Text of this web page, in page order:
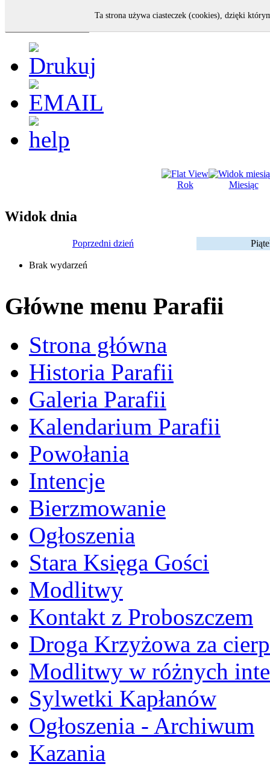
Rok Miesiąc
Widok dnia
Poprzedni dzień
Brak wydarzeń
Główne menu Parafii
Strona główna
Historia Parafii
Galeria Parafii
Kalendarium Parafii
Powołania
Intencje
Bierzmowanie
Ogłoszenia
Stara Księga Gości
Modlitwy
Kontakt z Proboszczem
Droga Krzyżowa za
Modlitwy w różnych
Sylwetki Kapłanów
Ogłoszenia - Archiwum
Kazania
Ta strona używa ciasteczek (cookies), dzięki